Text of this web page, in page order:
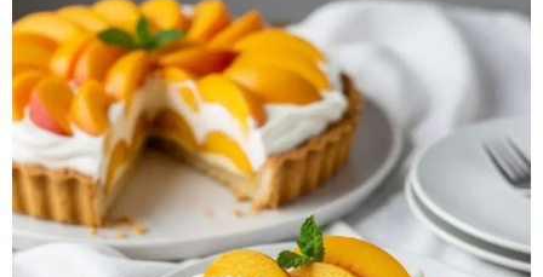
CON
BASE
DE
GALLETA